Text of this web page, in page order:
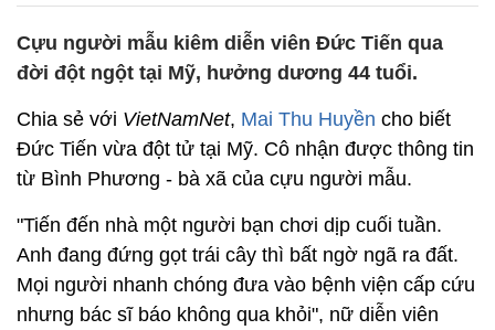
Cựu người mẫu kiêm diễn viên Đức Tiến qua
đời đột ngột tại Mỹ, hưởng dương 44 tuổi.
Chia sẻ với VietNamNet, Mai Thu Huyền cho biết
Đức Tiến vừa đột tử tại Mỹ. Cô nhận được thông tin
từ Bình Phương - bà xã của cựu người mẫu.
"Tiến đến nhà một người bạn chơi dịp cuối tuần.
Anh đang đứng gọt trái cây thì bất ngờ ngã ra đất.
Mọi người nhanh chóng đưa vào bệnh viện cấp cứu
nhưng bác sĩ báo không qua khỏi", nữ diễn viên